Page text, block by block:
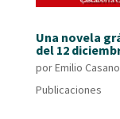
Una novela
del 12
porEmilio
Publicaciones